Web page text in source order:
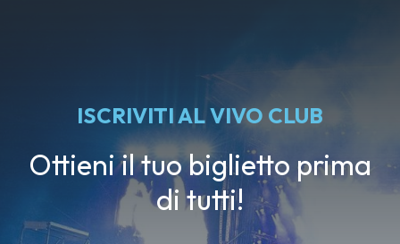
ISCRIVITI AL VIVO CLUB
Ottieni il tuo biglietto prima
di tutti!